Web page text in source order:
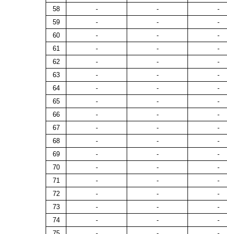
58
- -
-
59
- -
-
60
- -
-
61
- -
-
62
- -
-
63
- -
-
64
- -
-
65
- -
-
66
- -
-
67
- -
-
68
- -
-
69
- -
-
70
- -
-
71
- -
-
72
- -
-
73
- -
-
74
- -
-